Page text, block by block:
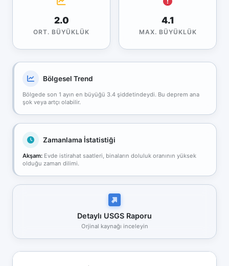
2.0
ORT. BÜYÜKLÜK
4.1
MAX. BÜYÜKLÜK
Bölgesel Trend
Bölgede son 1 ayın en büyüğü 3.4 şiddetindeydi. Bu deprem ana
şok veya artçı olabilir.
Zamanlama İstatistiği
Akşam: Evde istirahat saatleri, binaların doluluk oranının yüksek
olduğu zaman dilimi.
Detaylı USGS Raporu
Orjinal kaynağı inceleyin